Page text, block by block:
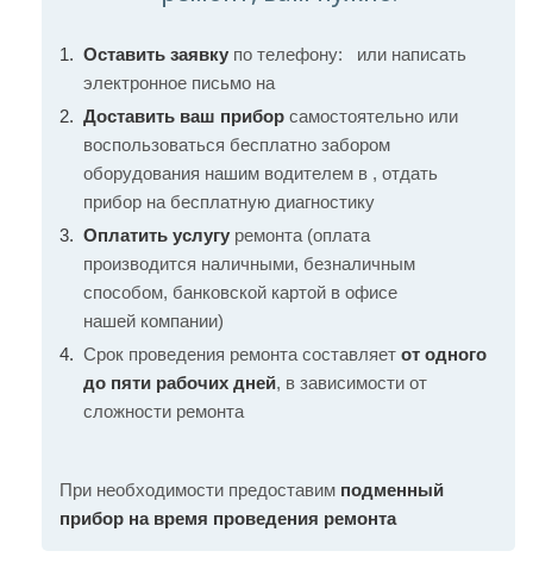
Оставить заявку по телефону:
или написать
электронное письмо на
Доставить ваш прибор самостоятельно или
воспользоваться бесплатно забором
оборудования нашим водителем в , отдать
прибор на бесплатную диагностику
Оплатить услугу ремонта (оплата
производится наличными, безналичным
способом, банковской картой в офисе
нашей компании)
Срок проведения ремонта составляет от одного
до пяти рабочих дней, в зависимости от
сложности ремонта
При необходимости предоставим подменный
прибор на время проведения ремонта